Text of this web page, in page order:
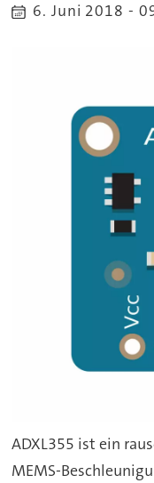
6. Juni 2018 -
ADXL355 ist ein
MEMS-